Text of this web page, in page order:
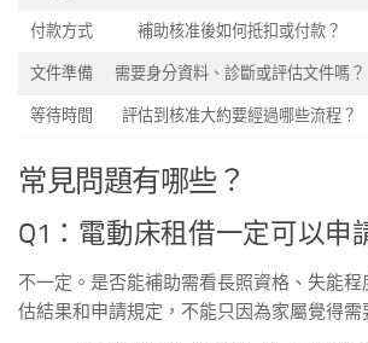
付款方式 補助核准後如何抵扣或付款？
文件準備 需要身分資料、診斷或評估文件嗎？
等待時間 評估到核准大約要經過哪些流程？
常見問題有哪些？
Q1：電動床租借一定可以申
不一定。是否能補助需看長照資格、失能
估結果和申請規定，不能只因為家屬覺得需